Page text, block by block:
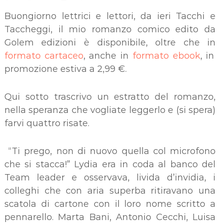
Buongiorno lettrici e lettori, da ieri Tacchi e
Taccheggi, il mio romanzo comico edito da
Golem edizioni è disponibile, oltre che in
formato cartaceo, anche in formato ebook, in
promozione estiva a 2,99 €.
Qui sotto trascrivo un estratto del romanzo,
nella speranza che vogliate leggerlo e (si spera)
farvi quattro risate.
“Ti prego, non di nuovo quella col microfono
che si stacca!” Lydia era in coda al banco del
Team leader e osservava, livida d’invidia, i
colleghi che con aria superba ritiravano una
scatola di cartone con il loro nome scritto a
pennarello. Marta Bani, Antonio Cecchi, Luisa